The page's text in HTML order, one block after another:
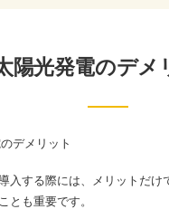
陽光発電のデメ
入する際には、メリットだけ
とも重要です。